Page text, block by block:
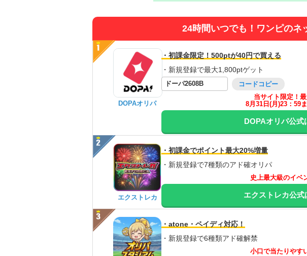
24時間いつでも！ワンピのネ
DOPAオリパ
・初課金限定！500ptが40円で買える
・新規登録で最大1,800ptゲット
ドーパ2608B
コードコピー
当サイト限定！
8月31日(月)23：59
DOPAオリパ公式
エクストレカ
・初課金でポイント最大20%増量
・新規登録で7種類のアド確オリパ
史上最大級のイベ
エクストレカ公式
・atone・ペイディ対応！
・新規登録で6種類アド確解禁
小口で当たりやす